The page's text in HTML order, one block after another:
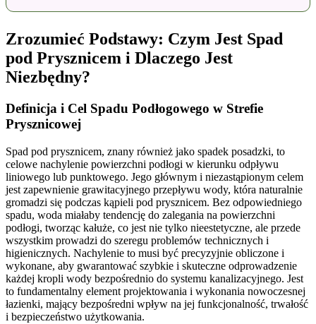
Zrozumieć Podstawy: Czym Jest Spad
pod Prysznicem i Dlaczego Jest
Niezbędny?
Definicja i Cel Spadu Podłogowego w Strefie
Prysznicowej
Spad pod prysznicem, znany również jako spadek posadzki, to
celowe nachylenie powierzchni podłogi w kierunku odpływu
liniowego lub punktowego. Jego głównym i niezastąpionym celem
jest zapewnienie grawitacyjnego przepływu wody, która naturalnie
gromadzi się podczas kąpieli pod prysznicem. Bez odpowiedniego
spadu, woda miałaby tendencję do zalegania na powierzchni
podłogi, tworząc kałuże, co jest nie tylko nieestetyczne, ale przede
wszystkim prowadzi do szeregu problemów technicznych i
higienicznych. Nachylenie to musi być precyzyjnie obliczone i
wykonane, aby gwarantować szybkie i skuteczne odprowadzenie
każdej kropli wody bezpośrednio do systemu kanalizacyjnego. Jest
to fundamentalny element projektowania i wykonania nowoczesnej
łazienki, mający bezpośredni wpływ na jej funkcjonalność, trwałość
i bezpieczeństwo użytkowania.